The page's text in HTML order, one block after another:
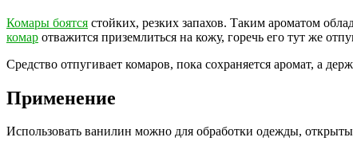
Комары боятся стойких, резких запахов. Таким ароматом
комар отважится приземлиться на кожу, горечь его тут же
Средство отпугивает комаров, пока сохраняется аромат, а
Применение
Использовать ванилин можно для обработки одежды,